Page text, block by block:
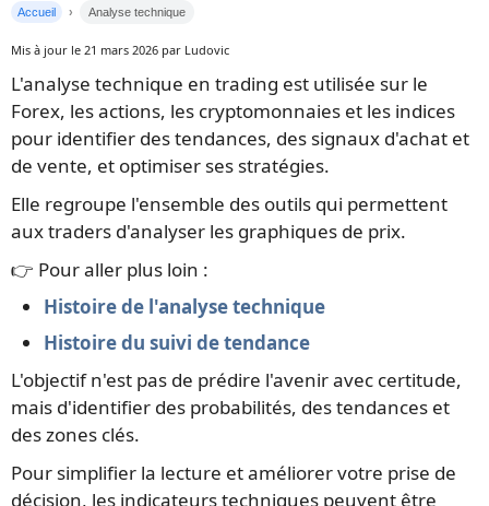
Accueil Analyse technique
Mis à jour le 21 mars 2026 par Ludovic
L'analyse technique en trading est utilisée sur le
Forex, les actions, les cryptomonnaies et les indices
pour identifier des tendances, des signaux d'achat et
de vente, et optimiser ses stratégies.
Elle regroupe l'ensemble des outils qui permettent
aux traders d'analyser les graphiques de prix.
👉 Pour aller plus loin :
Histoire de l'analyse technique
Histoire du suivi de tendance
L'objectif n'est pas de prédire l'avenir avec certitude,
mais d'identifier des probabilités, des tendances et
des zones clés.
Pour simplifier la lecture et améliorer votre prise de
décision, les indicateurs techniques peuvent être